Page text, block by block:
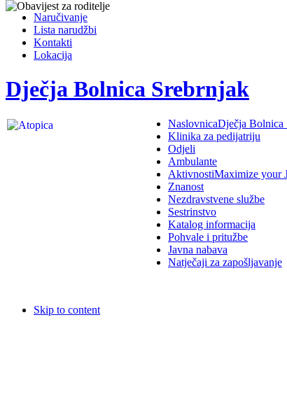
Naručivanje
Lista narudžbi
Kontakti
Lokacija
Dječja Bolnica Srebrnjak
NaslovnicaDječja Bolnica
Klinika za pedijatriju
Odjeli
Ambulante
AktivnostiMaximize your
Znanost
Nezdravstvene službe
Sestrinstvo
Katalog informacija
Pohvale i pritužbe
Javna nabava
Natječaji za zapošljavanje
Skip to content